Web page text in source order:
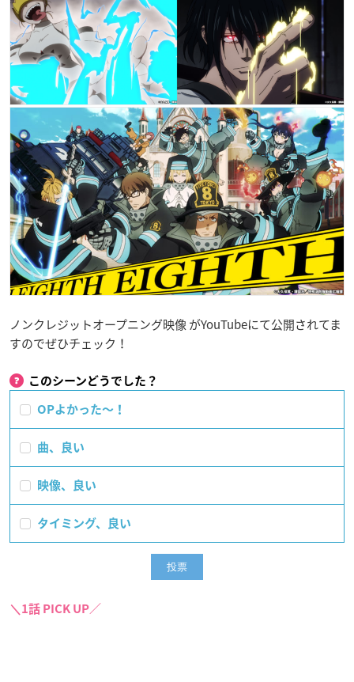
ノンクレジットオープニング映像 がYouTubeにて公開されてま
すのでぜひチェック！
このシーンどうでした？
OPよかった〜！
曲、良い
映像、良い
タイミング、良い
＼1話 PICK UP／